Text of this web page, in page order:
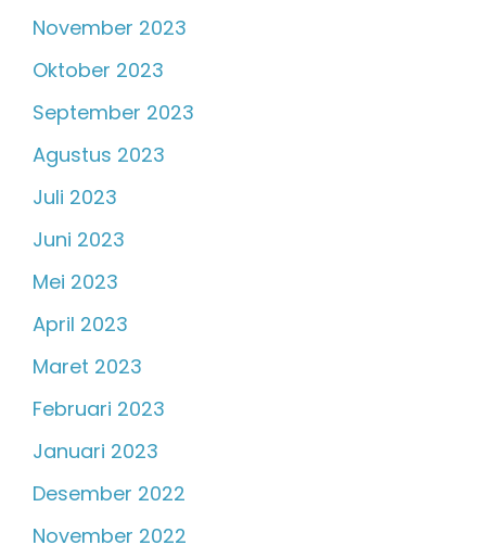
November 2023
Oktober 2023
September 2023
Agustus 2023
Juli 2023
Juni 2023
Mei 2023
April 2023
Maret 2023
Februari 2023
Januari 2023
Desember 2022
November 2022